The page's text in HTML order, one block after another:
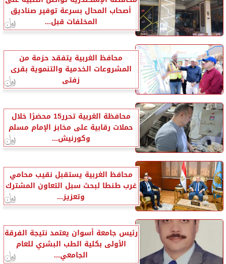
أصحاب المحال بسرعة توفير صناديق
المخلفات قبل...
محافظ الغربية يتفقد حزمة من
المشروعات الخدمية والتنموية بقرى
زفتى
محافظة الغربية تحرر15 محضرًا خلال
حملات رقابية على مخابز الإمام مسلم
وكورنيش...
محافظ الغربية يستقبل نقيب محامي
غرب طنطا لبحث سبل التعاون المشترك
وتعزيز...
رئيس جامعة أسوان يعتمد نتيجة الفرقة
الأولى بكلية الطب البشري للعام
الجامعي...